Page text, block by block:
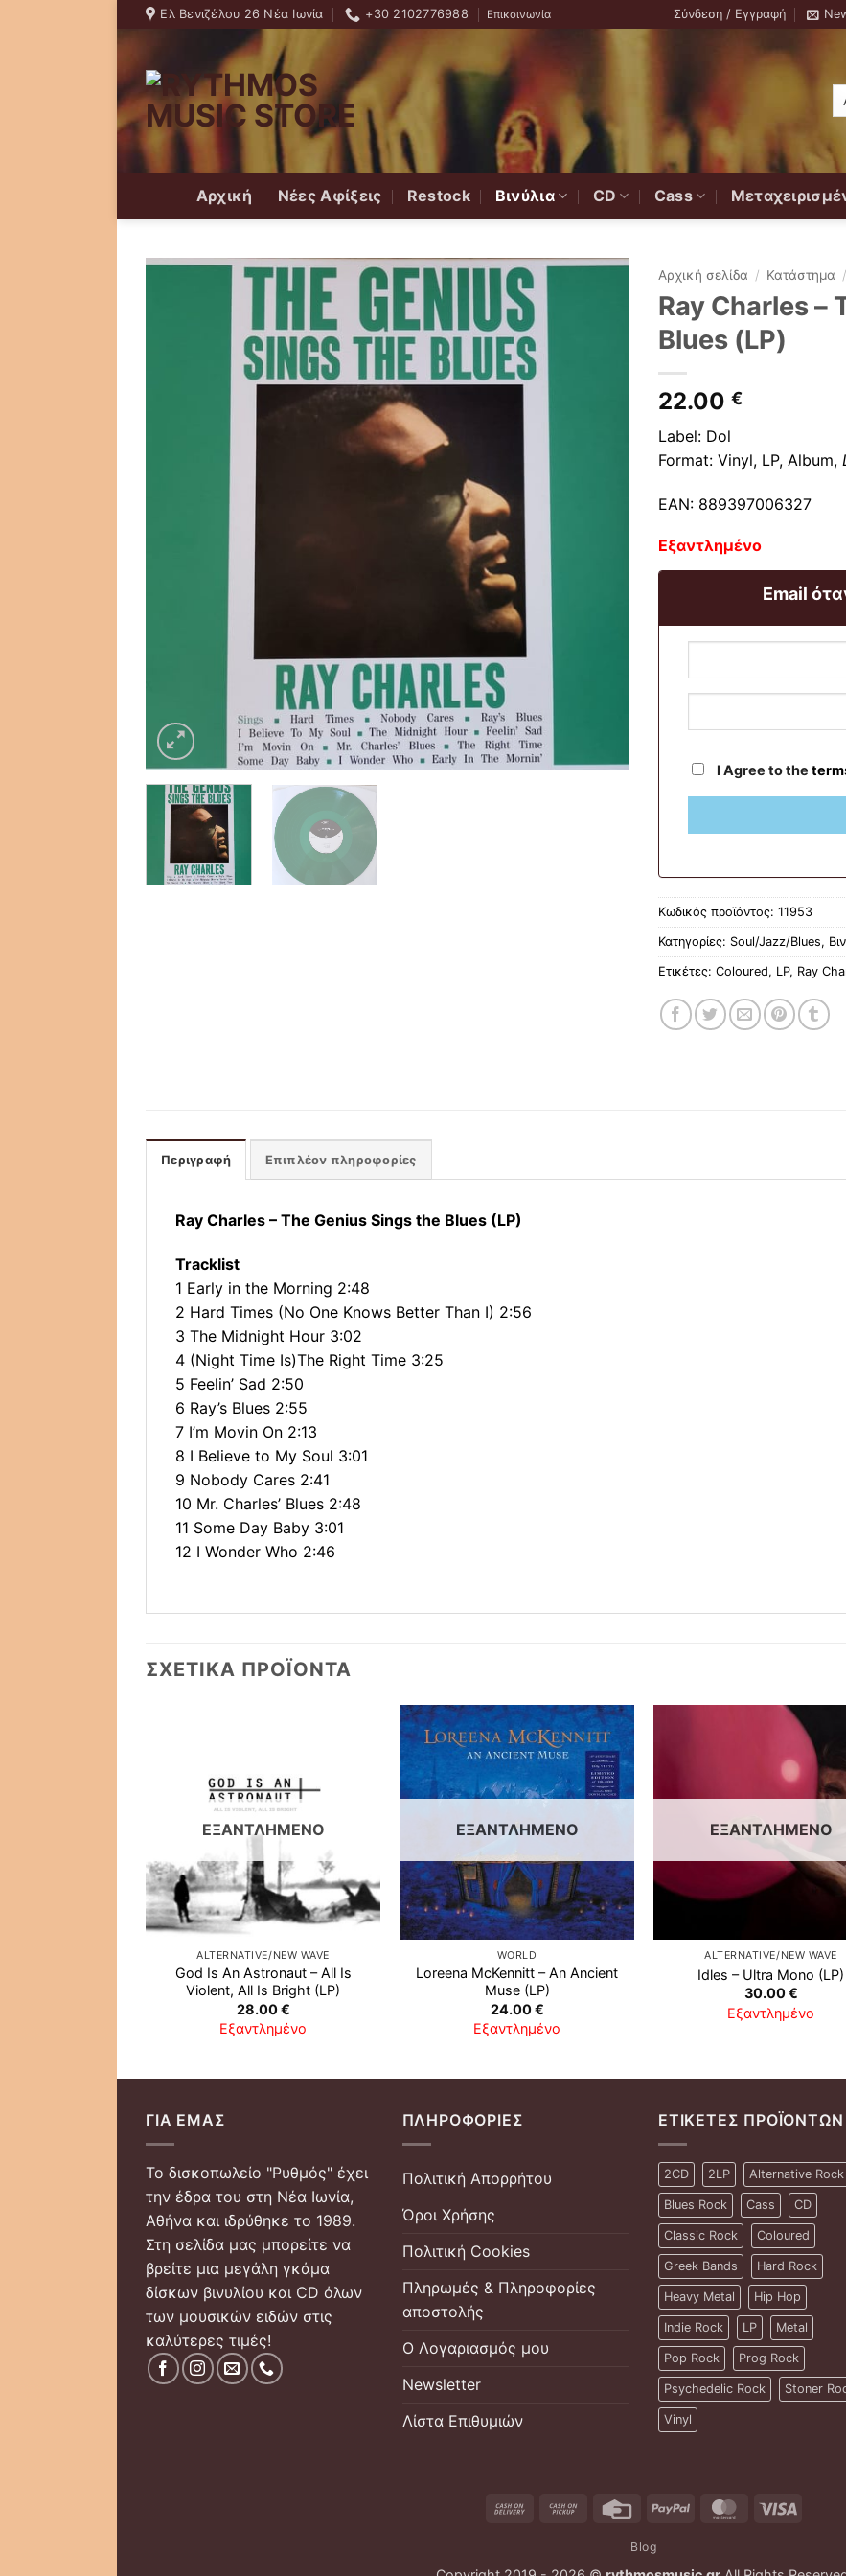
Skip
to
Ελ Βενιζέλου 26 Νέα Ιωνία +30 2102776988 Επικοινωνία Σύνδεση / Εγγραφή
Αρχική Νέες Αφίξεις Restock Βινύλια CD Cass
Αρχική σελίδα / Κατάστημα /
Ray Charles ‎–
Blues (LP)
22.00 €
Label: Dol
Format: Vinyl, LP, Album,
EAN: 889397006327
Εξαντλημένο
Email
I Agree to the
Κωδικός προϊόντος: 11953
Κατηγορίες: Soul/Jazz/Blues,
Ετικέτες: Coloured, LP, Ray
Περιγραφή Επιπλέον πληροφορίες
Ray Charles ‎– The Genius Sings the Blues (LP)
Tracklist
1 Early in the Morning 2:48
2 Hard Times (No One Knows Better Than I) 2:56
3 The Midnight Hour 3:02
4 (Night Time Is)The Right Time 3:25
5 Feelin’ Sad 2:50
6 Ray’s Blues 2:55
7 I’m Movin On 2:13
8 I Believe to My Soul 3:01
9 Nobody Cares 2:41
10 Mr. Charles’ Blues 2:48
11 Some Day Baby 3:01
12 I Wonder Who 2:46
ΣΧΕΤΙΚΆ ΠΡΟΪΌΝΤΑ
ΕΞΑΝΤΛΗΜΈΝΟ
ALTERNATIVE/NEW WAVE
God Is An Astronaut ‎– All Is
Violent, All Is Bright (LP)
28.00€
Εξαντλημένο
Προσθήκη
στη λίστα
επιθυμιών
ΕΞΑΝΤΛΗΜΈΝΟ
WORLD
Loreena McKennitt ‎– An Ancient
Muse (LP)
24.00€
Εξαντλημένο
στη
ΕΞΑΝΤΛΗΜΈΝΟ
ALTERNATIVE/NEW WAVE
Idles ‎– Ultra Mono (LP)
30.00€
Εξαντλημένο
ΓΙΑ ΕΜΆΣ
Το δισκοπωλείο "Ρυθμός" έχει
την έδρα του στη Νέα Ιωνία,
Αθήνα και ιδρύθηκε το 1989.
Στη σελίδα μας μπορείτε να
βρείτε μια μεγάλη γκάμα
δίσκων βινυλίου και CD όλων
των μουσικών ειδών στις
καλύτερες τιμές!
ΠΛΗΡΟΦΟΡΊΕΣ
Πολιτική Απορρήτου
Όροι Χρήσης
Πολιτική Cookies
Πληρωμές & Πληροφορίες
αποστολής
Ο Λογαριασμός μου
Newsletter
Λίστα Επιθυμιών
ΕΤΙΚΈΤΕΣ ΠΡΟΪΌΝΤΩΝ
2CD 2LP Alternative Rock
Blues Rock Cass CD
Classic Rock Coloured
Greek Bands Hard Rock
Heavy Metal Hip Hop
Indie Rock LP Metal
Pop Rock Prog Rock
Psychedelic Rock Stoner
Vinyl
Cash
Cash
Credit
PayPal MasterCard
Blog